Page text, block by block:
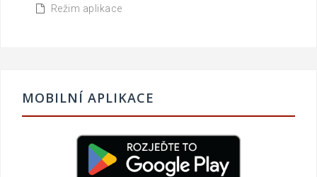
Režim aplikace
MOBILNÍ APLIKACE